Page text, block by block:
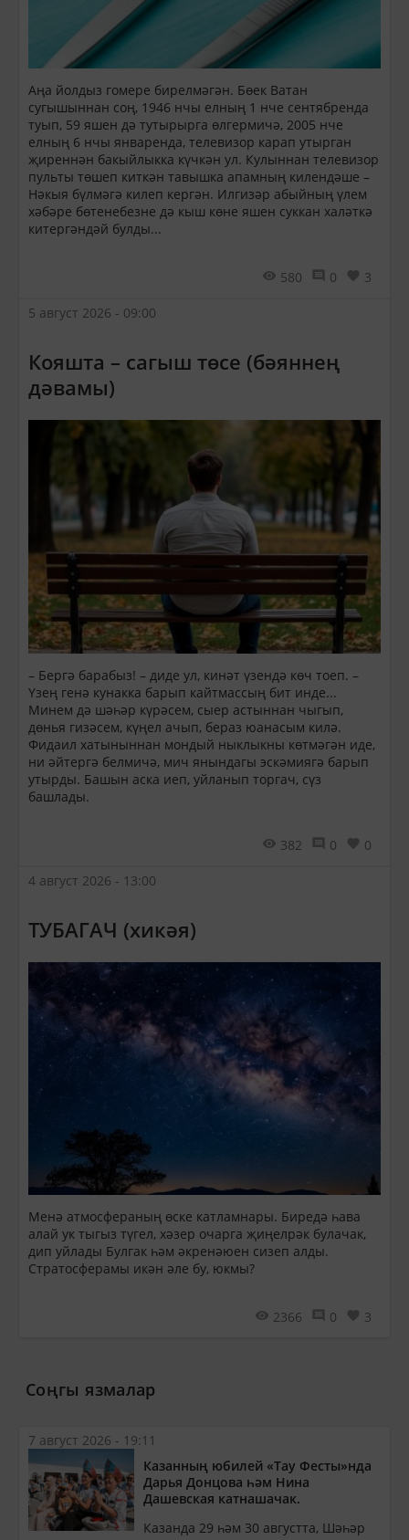
Аңа йолдыз гомере бирелмәгән. Бөек Ватан
сугышыннан соң, 1946 нчы елның 1 нче сентябренда
туып, 59 яшен дә тутырырга өлгермичә, 2005 нче
елның 6 нчы январенда, телевизор карап утырган
җиреннән бакыйлыкка күчкән ул. Кулыннан телевизор
пульты төшеп киткән тавышка апамның килендәше –
Нәкыя бүлмәгә килеп кергән. Илгизәр абыйның үлем
хәбәре бөтенебезне дә кыш көне яшен суккан халәткә
китергәндәй булды...
580 0 3
5 август 2026 - 09:00
Кояшта – сагыш төсе (бәяннең
дәвамы)
– Бергә барабыз! – диде ул, кинәт үзендә көч тоеп. –
Үзең генә кунакка барып кайтмассың бит инде...
Минем дә шәһәр күрәсем, сыер астыннан чыгып,
дөнья гизәсем, күңел ачып, бераз юанасым килә.
Фидаил хатыныннан мондый ныклыкны көтмәгән иде,
ни әйтергә белмичә, мич янындагы эскәмиягә барып
утырды. Башын аска иеп, уйланып торгач, сүз
башлады.
382 0 0
4 август 2026 - 13:00
ТУБАГАЧ (хикәя)
Менә атмосфераның өске катламнары. Биредә һава
алай ук тыгыз түгел, хәзер очарга җиңелрәк булачак,
дип уйлады Булгак һәм әкренәюен сизеп алды.
Стратосферамы икән әле бу, юкмы?
2366 0 3
Соңгы язмалар
7 август 2026 - 19:11
Казанның юбилей «Тау Фесты»нда
Дарья Донцова һәм Нина
Дашевская катнашачак.
Казанда 29 һәм 30 августта, Шәһәр